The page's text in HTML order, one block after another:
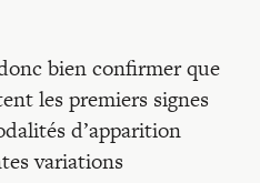
bien confirmer que
les premiers signes
d’apparition
variations